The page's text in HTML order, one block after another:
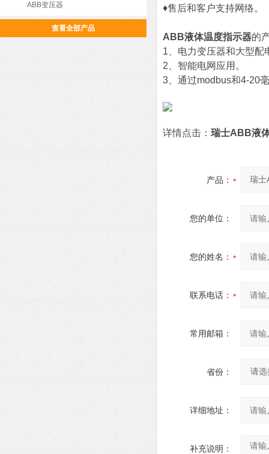
ABB变压器
查看全部产品
♦售后和客户支持网络。
ABB液体温度指示器的
1、 电力变压器和大型配
2、 智能电网应用。
3、 通过modbus和4-20
详情点击： 瑞士ABB液
产品：
您的单位：
您的姓名：
联系电话：
常用邮箱：
省份：
详细地址：
补充说明：